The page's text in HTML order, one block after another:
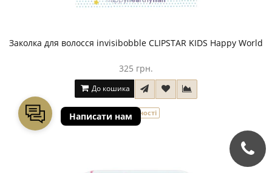
Заколка для волосся invisibobble CLIPSTAR KIDS Happy World
325 грн.
До кошика
В наявності